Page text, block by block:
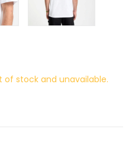
stock and unavailable.